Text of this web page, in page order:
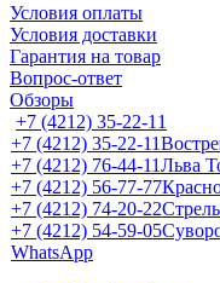
Условия оплаты
Условия доставки
Гарантия на товар
Вопрос-ответ
Обзоры
+7 (4212) 35-22-11
+7 (4212) 35-22-11
+7 (4212) 76-44-11Льва
+7 (4212) 56-77-77
+7 (4212) 74-20-22
+7 (4212) 54-59-05
WhatsApp